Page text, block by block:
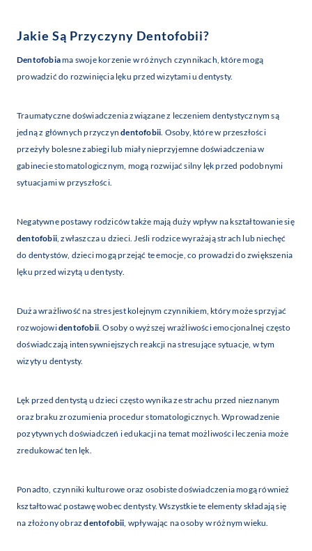
Jakie Są Przyczyny Dentofobii?
Dentofobiama swoje korzenie w różnych czynnikach, które mogą
prowadzić do rozwinięcia lęku przed wizytami u dentysty.
Traumatyczne doświadczenia związane z leczeniem dentystycznym są
jedną z głównych przyczyndentofobii. Osoby, które w przeszłości
przeżyły bolesne zabiegi lub miały nieprzyjemne doświadczenia w
gabinecie stomatologicznym, mogą rozwijać silny lęk przed podobnymi
sytuacjami w przyszłości.
Negatywne postawy rodziców także mają duży wpływ na kształtowanie się
dentofobii, zwłaszcza u dzieci. Jeśli rodzice wyrażają strach lub niechęć
do dentystów, dzieci mogą przejąć te emocje, co prowadzi do zwiększenia
lęku przed wizytą u dentysty.
Duża wrażliwość na stres jest kolejnym czynnikiem, który może sprzyjać
rozwojowidentofobii. Osoby o wyższej wrażliwości emocjonalnej często
doświadczają intensywniejszych reakcji na stresujące sytuacje, w tym
wizyty u dentysty.
Lęk przed dentystą u dzieci często wynika ze strachu przed nieznanym
oraz braku zrozumienia procedur stomatologicznych. Wprowadzenie
pozytywnych doświadczeń i edukacji na temat możliwości leczenia może
zredukować ten lęk.
Ponadto, czynniki kulturowe oraz osobiste doświadczenia mogą również
kształtować postawę wobec dentysty. Wszystkie te elementy składają się
na złożony obrazdentofobii, wpływając na osoby w różnym wieku.